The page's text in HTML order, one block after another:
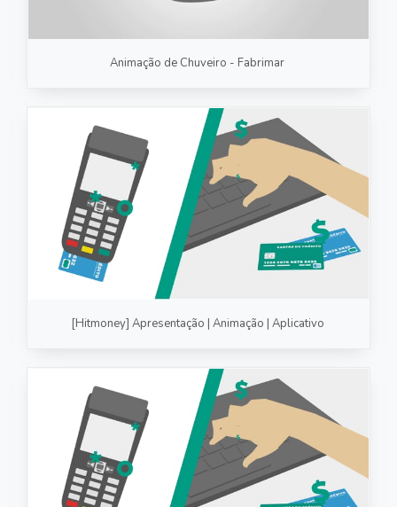
Animação de Chuveiro - Fabrimar
[Hitmoney] Apresentação | Animação | Aplicativo